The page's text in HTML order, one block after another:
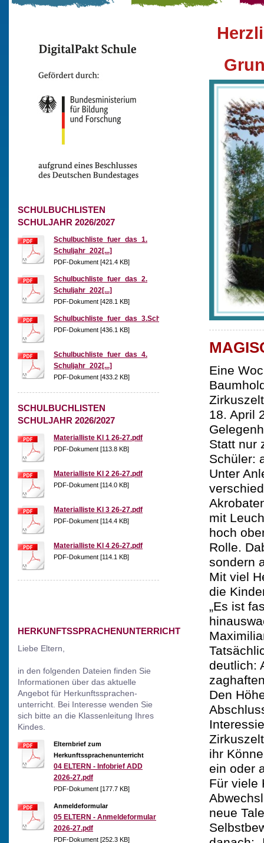
SCHULBUCHLISTEN
SCHULJAHR 2026/2027
Schulbuchliste_fuer_das_1.
Schuljahr_202[...]
PDF-Dokument [421.4 KB]
Schulbuchliste_fuer_das_2.
Schuljahr_202[...]
PDF-Dokument [428.1 KB]
Schulbuchliste_fuer_das_3.Schuljahr_2026[...]
PDF-Dokument [436.1 KB]
Schulbuchliste_fuer_das_4.
Schuljahr_202[...]
PDF-Dokument [433.2 KB]
SCHULBUCHLISTEN
SCHULJAHR 2026/2027
Materialliste Kl 1 26-27.pdf
PDF-Dokument [113.8 KB]
Materialliste Kl 2 26-27.pdf
PDF-Dokument [114.0 KB]
Materialliste Kl 3 26-27.pdf
PDF-Dokument [114.4 KB]
Materialliste Kl 4 26-27.pdf
PDF-Dokument [114.1 KB]
HERKUNFTSSPRACHENUNTERRICHT
Liebe Eltern,
in den folgenden Dateien finden Sie
Informationen über das aktuelle
Angebot für Herkunftssprachen-
unterricht. Bei Interesse wenden Sie
sich bitte an die Klassenleitung Ihres
Kindes.
Elternbrief zum
Herkunftssprachenunterricht
04 ELTERN - Infobrief ADD
2026-27.pdf
PDF-Dokument [177.7 KB]
Anmeldeformular
05 ELTERN - Anmeldeformular
2026-27.pdf
PDF-Dokument [252.3 KB]
Eine
18. April
Statt nur
Schüler:
Unter
mit
hoch
Rolle.
sondern
Mit viel
die
„Es ist
deutlich:
Den
ihr
ein oder
Für viele
neue